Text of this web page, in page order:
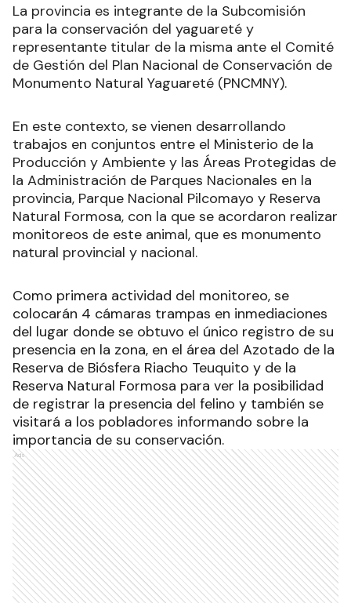
La provincia es integrante de la Subcomisión
para la conservación del yaguareté y
representante titular de la misma ante el Comité
de Gestión del Plan Nacional de Conservación de
Monumento Natural Yaguareté (PNCMNY).
En este contexto, se vienen desarrollando
trabajos en conjuntos entre el Ministerio de la
Producción y Ambiente y las Áreas Protegidas de
la Administración de Parques Nacionales en la
provincia, Parque Nacional Pilcomayo y Reserva
Natural Formosa, con la que se acordaron realizar
monitoreos de este animal, que es monumento
natural provincial y nacional.
Como primera actividad del monitoreo, se
colocarán 4 cámaras trampas en inmediaciones
del lugar donde se obtuvo el único registro de su
presencia en la zona, en el área del Azotado de la
Reserva de Biósfera Riacho Teuquito y de la
Reserva Natural Formosa para ver la posibilidad
de registrar la presencia del felino y también se
visitará a los pobladores informando sobre la
importancia de su conservación.
Ads